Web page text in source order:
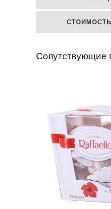
Сопутствующие